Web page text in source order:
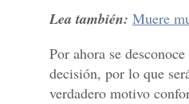
Lea también: Muere
Por ahora se
decisión, por lo que
verdadero motivo